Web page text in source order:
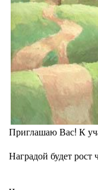
Приглашаю Вас! К
Наградой будет рост